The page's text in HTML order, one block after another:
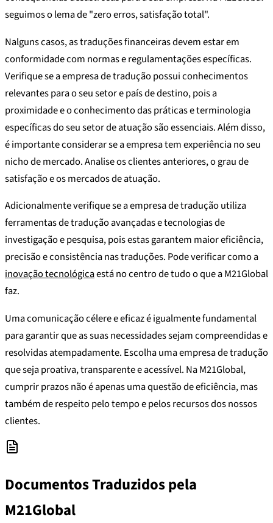
seguimos o lema de "zero erros, satisfação total".
Nalguns casos, as traduções financeiras devem estar em
conformidade com normas e regulamentações específicas.
Verifique se a empresa de tradução possui conhecimentos
relevantes para o seu setor e país de destino, pois a
proximidade e o conhecimento das práticas e terminologia
específicas do seu setor de atuação são essenciais. Além disso,
é importante considerar se a empresa tem experiência no seu
nicho de mercado. Analise os clientes anteriores, o grau de
satisfação e os mercados de atuação.
Adicionalmente verifique se a empresa de tradução utiliza
ferramentas de tradução avançadas e tecnologias de
investigação e pesquisa, pois estas garantem maior eficiência,
precisão e consistência nas traduções. Pode verificar como a
inovação tecnológicaestá no centro de tudo o que a M21Global
faz.
Uma comunicação célere e eficaz é igualmente fundamental
para garantir que as suas necessidades sejam compreendidas e
resolvidas atempadamente. Escolha uma empresa de tradução
que seja proativa, transparente e acessível. Na M21Global,
cumprir prazos não é apenas uma questão de eficiência, mas
também de respeito pelo tempo e pelos recursos dos nossos
clientes.
Documentos Traduzidos pela
M21Global